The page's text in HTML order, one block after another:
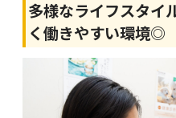
多様なライフスタイ
く働きやすい環境◎